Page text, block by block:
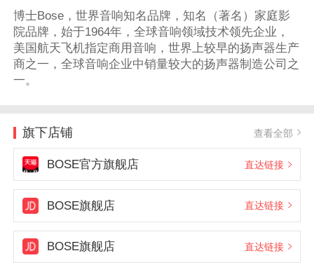
博士Bose，世界音响知名品牌，知名（著名）家庭影
院品牌，始于1964年，全球音响领域技术领先企业，
美国航天飞机指定商用音响，世界上较早的扬声器生产
商之一，全球音响企业中销量较大的扬声器制造公司之
一。
旗下店铺 查看全部
BOSE官方旗舰店 直达链接
BOSE旗舰店 直达链接
BOSE旗舰店 直达链接